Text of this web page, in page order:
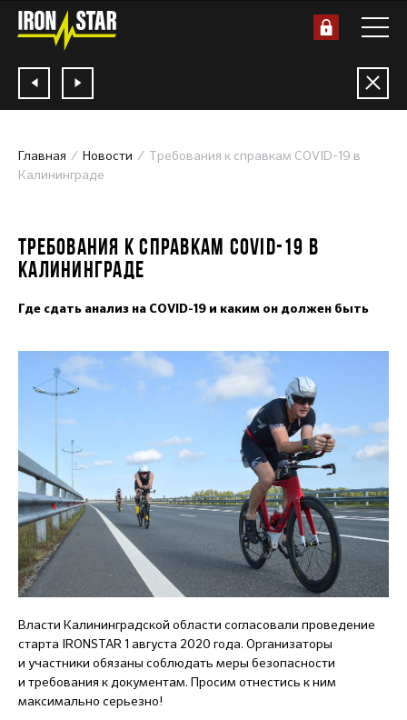
Главная Новости
Требования к справкам COVID-19 в
Калининграде
ТРЕБОВАНИЯ К СПРАВКАМ COVID-19 В
КАЛИНИНГРАДЕ
Где сдать анализ на COVID-19 и каким он должен быть
Власти Калининградской области согласовали проведение
старта IRONSTAR 1 августа 2020 года. Организаторы
и участники обязаны соблюдать меры безопасности
и требования к документам. Просим отнестись к ним
максимально серьезно!